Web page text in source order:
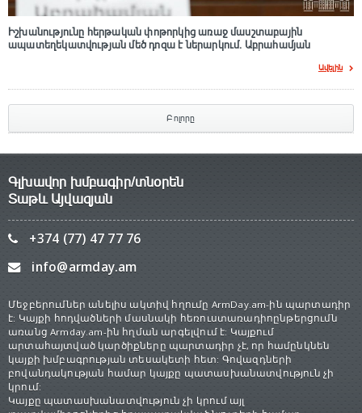
Իշխանությունը հերթական փոթորկից առաջ մասշտաբային
ապատեղեկատվության մեծ դnզա է ներարկում․ Աբրահամյան
Ավելին
Բոլորը
Գլխավոր խմբագիր/տնօրեն
Տաթև Այվազյան
+374 (77) 47 77 76
info@armday.am
Մեջբերումներ անելիս ակտիվ հղումը ArmDay.am-ին պարտադիր
է: Կայքի հոդվածների մասնակի հեռուստառադիոընթերցումն
առանց Armday.am-ին հղման արգելվում է: Կայքում
արտահայտված կարծիքները պարտադիր չէ, որ համընկնեն
կայքի խմբագրության տեսակետի հետ: Գովազդների
բովանդակության համար կայքը պատասխանատվություն չի
կրում:
Կայքը պատասխանատվություն չի կրում այլ